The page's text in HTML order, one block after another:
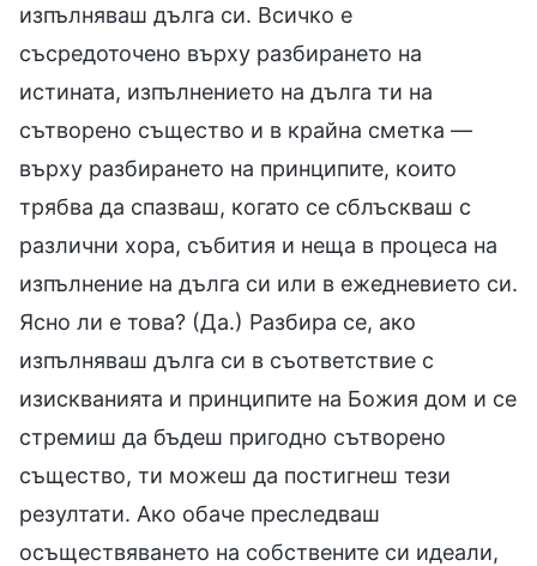
изпълняваш дълга си. Всичко е
съсредоточено върху разбирането на
истината, изпълнението на дълга ти на
сътворено същество и в крайна сметка —
върху разбирането на принципите, които
трябва да спазваш, когато се сблъскваш с
различни хора, събития и неща в процеса на
изпълнение на дълга си или в ежедневието си.
Ясно ли е това? (Да.) Разбира се, ако
изпълняваш дълга си в съответствие с
изискванията и принципите на Божия дом и се
стремиш да бъдеш пригодно сътворено
същество, ти можеш да постигнеш тези
резултати. Ако обаче преследваш
осъществяването на собствените си идеали,